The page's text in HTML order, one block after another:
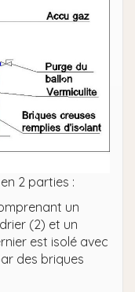
2 parties :
un
(2) et un
est isolé avec
des briques